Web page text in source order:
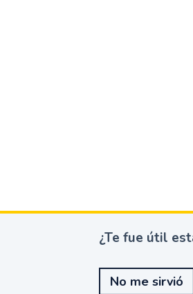
¿
e
¿Te fue útil
No me sirvió